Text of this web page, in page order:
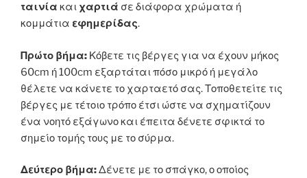
ταινία και χαρτιά σε διάφορα χρώματα ή
κομμάτια εφημερίδας.
Πρώτο βήμα: Κόβετε τις βέργες για να έχουν μήκος
60cm ή 100cm εξαρτάται πόσο μικρό ή μεγάλο
θέλετε να κάνετε το χαρταετό σας. Τοποθετείτε τις
βέργες με τέτοιο τρόπο έτσι ώστε να σχηματίζουν
ένα νοητό εξάγωνο και έπειτα δένετε σφικτά το
σημείο τομής τους με το σύρμα.
Δεύτερο βήμα:Δένετε με το σπάγκο, ο οποίος